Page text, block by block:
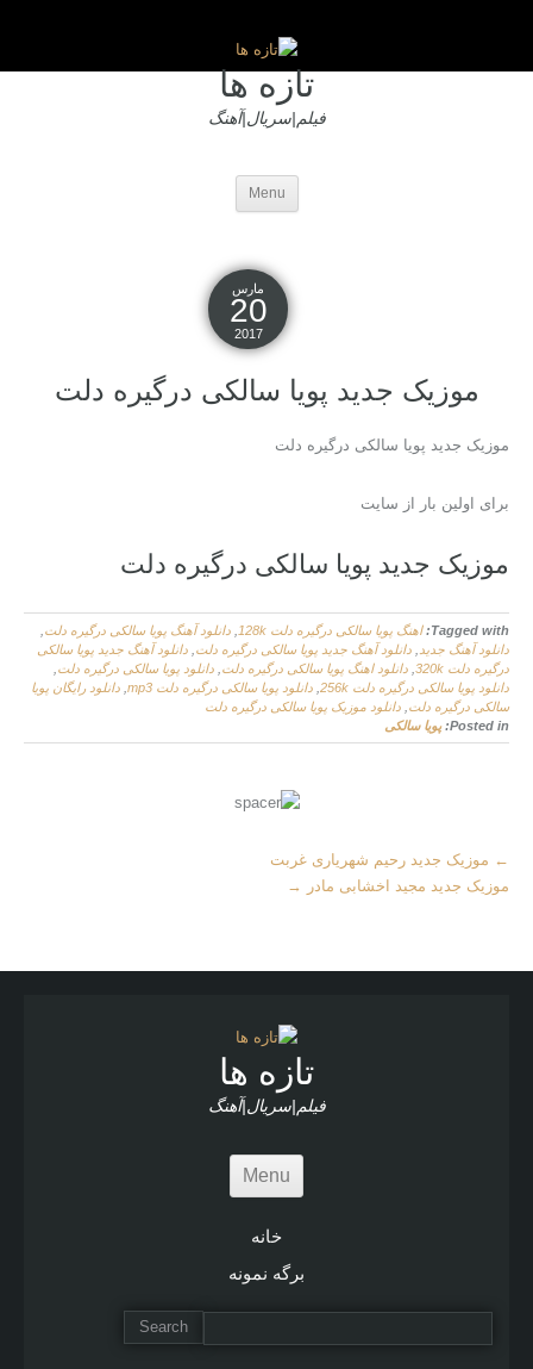
تازه ها
فیلم|سریال|آهنگ
Menu
مارس
20
2017
موزیک جدید پویا سالکی درگیره دلت
موزیک جدید پویا سالکی درگیره دلت
برای اولین بار از سایت
موزیک جدید پویا سالکی درگیره دلت
Tagged with: اهنگ پویا سالکی درگیره دلت 128k دانلود آهنگ پویا سالکی درگیره دلت
دانلود آهنگ جدید
دانلود آهنگ جدید پویا سالکی درگیره دلت دانلود آهنگ جدید پویا سالکی
درگیره دلت 320k
دانلود اهنگ پویا سالکی درگیره دلت دانلود پویا سالکی درگیره دلت
دانلود پویا سالکی درگیره دلت 256k
دانلود پویا سالکی درگیره دلت mp3
دانلود رایگان پویا
سالکی درگیره دلت دانلود موزیک پویا سالکی درگیره دلت
Posted in: پویا سالکی
More
Articles
← موزیک جدید رحیم شهریاری غربت
موزیک جدید مجید اخشابی مادر
→
تازه ها
فیلم|سریال|آهنگ
Menu
خانه
برگه نمونه